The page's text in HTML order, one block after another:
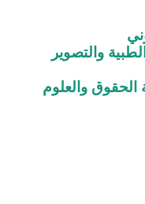
والتصوير
والعلوم